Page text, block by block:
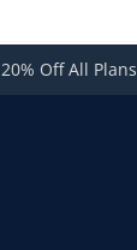
Off All Plans